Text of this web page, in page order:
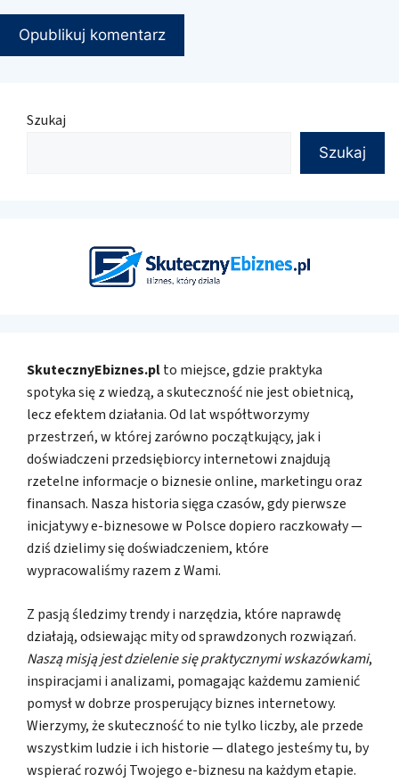
Szukaj
Szukaj
SkutecznyEbiznes.plto miejsce, gdzie praktyka
spotyka się z wiedzą, a skuteczność nie jest obietnicą,
lecz efektem działania. Od lat współtworzymy
przestrzeń, w której zarówno początkujący, jak i
doświadczeni przedsiębiorcy internetowi znajdują
rzetelne informacje o biznesie online, marketingu oraz
finansach. Nasza historia sięga czasów, gdy pierwsze
inicjatywy e-biznesowe w Polsce dopiero raczkowały —
dziś dzielimy się doświadczeniem, które
wypracowaliśmy razem z Wami.
Z pasją śledzimy trendy i narzędzia, które naprawdę
działają, odsiewając mity od sprawdzonych rozwiązań.
Naszą misją jest dzielenie się praktycznymi wskazówkami,
inspiracjami i analizami, pomagając każdemu zamienić
pomysł w dobrze prosperujący biznes internetowy.
Wierzymy, że skuteczność to nie tylko liczby, ale przede
wszystkim ludzie i ich historie — dlatego jesteśmy tu, by
wspierać rozwój Twojego e-biznesu na każdym etapie.